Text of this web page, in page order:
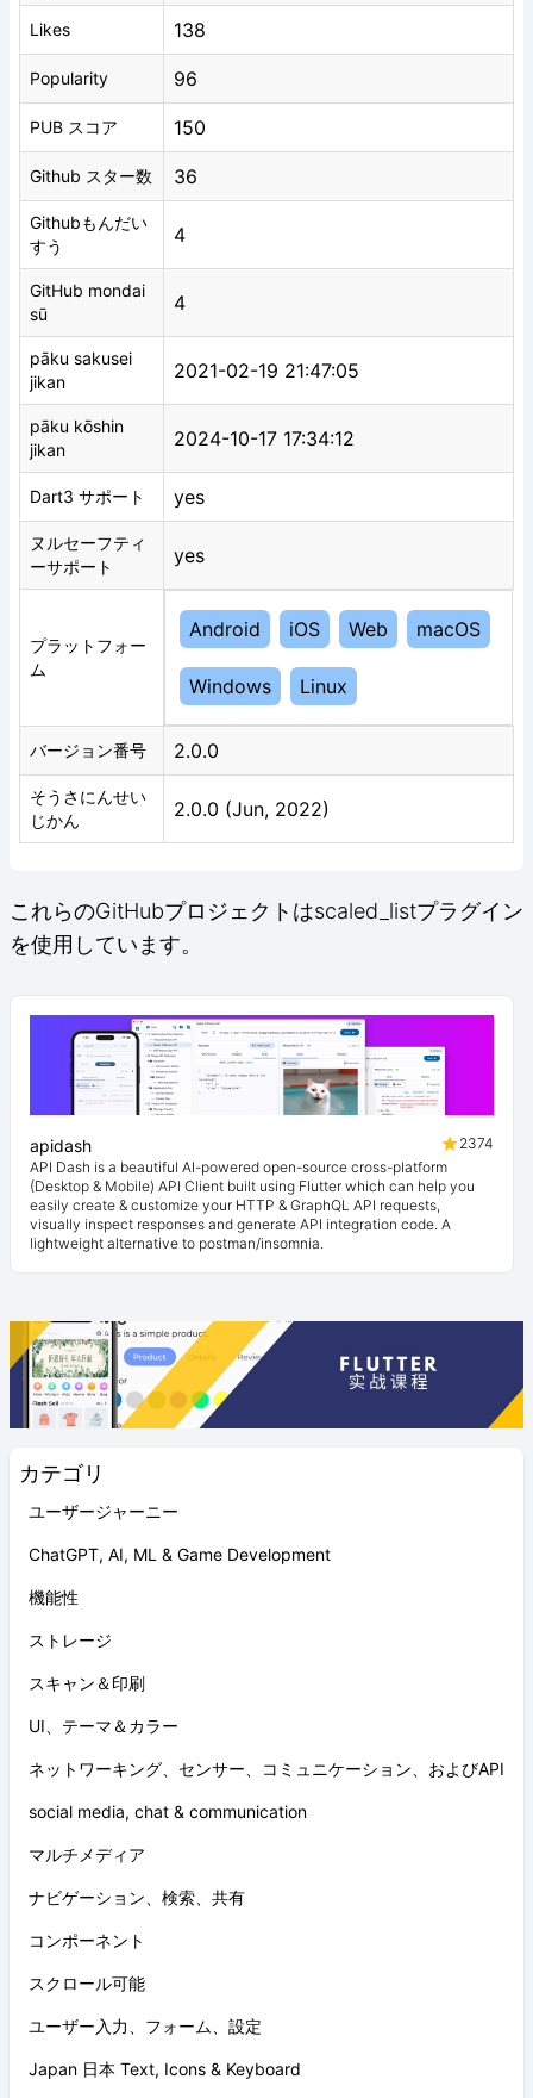
カテゴリ
ユーザージャーニー
ChatGPT, AI, ML & Game Development
機能性
ストレージ
スキャン＆印刷
UI、テーマ＆カラー
ネットワーキング、センサー、コミュニケーション、およびAPI
social media, chat & communication
マルチメディア
ナビゲーション、検索、共有
コンポーネント
スクロール可能
ユーザー入力、フォーム、設定
Japan 日本 Text, Icons & Keyboard
Likes 138
Popularity 96
PUB スコア 150
Github スター数 36
Githubもんだい
すう
4
GitHub mondai
sū
4
pāku sakusei
jikan
2021-02-19 21:47:05
pāku kōshin
jikan
2024-10-17 17:34:12
Dart3 サポート yes
ヌルセーフティ
ーサポート
yes
プラットフォー
ム
Android iOS Web macOS
Windows Linux
バージョン番号 2.0.0
そうさにんせい
じかん
2.0.0 (Jun, 2022)
これらのGitHubプロジェクトはscaled_listプラグイン
を使用しています。
apidash
2374
API Dash is a beautiful AI-powered open-source cross-platform
(Desktop & Mobile) API Client built using Flutter which can help you
easily create & customize your HTTP & GraphQL API requests,
visually inspect responses and generate API integration code. A
lightweight alternative to postman/insomnia.